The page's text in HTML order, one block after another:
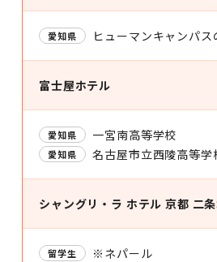
愛知県 ヒューマンキャンパ
富士屋ホテル
愛知県 一宮南高等学校
愛知県 名古屋市立西陵高等学
シャングリ・ラ ホテル 京都 二
留学生 ※ネパール